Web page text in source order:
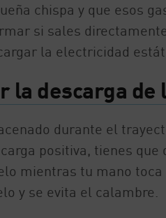
chispa y que esos
si sales
la electricidad
la descarga
durante el
positiva, tienes
mientras tu mano toca
y se evita el calambre.